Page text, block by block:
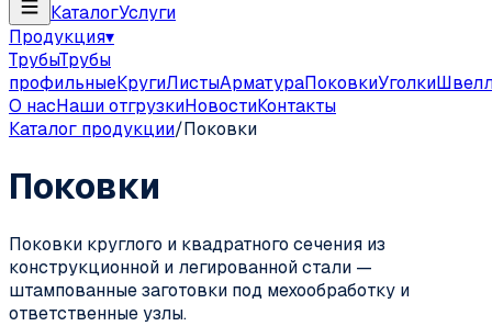
КаталогУслуги
Продукция▾
ТрубыТрубы
профильныеКругиЛистыАрматураПоковкиУголки
О насНаши отгрузкиНовостиКонтакты
Каталог продукции/Поковки
Поковки
Поковки круглого и квадратного сечения из
конструкционной и легированной стали —
штампованные заготовки под мехообработку и
ответственные узлы.